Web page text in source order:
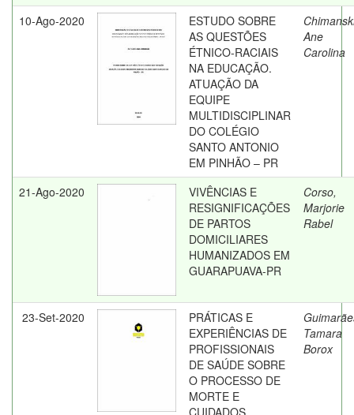
10-Ago-2020
ESTUDO SOBRE
AS QUESTÕES
ÉTNICO-RACIAIS
NA EDUCAÇÃO.
ATUAÇÃO DA
EQUIPE
MULTIDISCIPLINAR
DO COLÉGIO
SANTO ANTONIO
EM PINHÃO – PR
Ane
Carolina
21-Ago-2020
VIVÊNCIAS E
RESIGNIFICAÇÕES
DE PARTOS
DOMICILIARES
HUMANIZADOS EM
GUARAPUAVA-PR
Corso,
Marjorie
Rabel
23-Set-2020
PRÁTICAS E
EXPERIÊNCIAS DE
PROFISSIONAIS
DE SAÚDE SOBRE
O PROCESSO DE
MORTE E
CUIDADOS
Tamara
Borox